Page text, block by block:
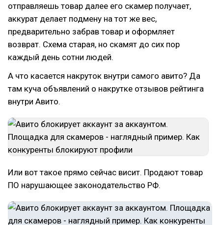
отправляешь товар далее его скамер получает,
аккурат делает подмену на тот же вес,
предварительно забрав товар и оформляет
возврат. Схема старая, но скамят до сих пор
каждый день сотни людей.
А что касается накруток внутри самого авито? Да
там куча объявлений о накрутке отзывов рейтинга
внутри Авито.
Или вот такое прямо сейчас висит. Продают товар
ПО нарушающее законодательство РФ.